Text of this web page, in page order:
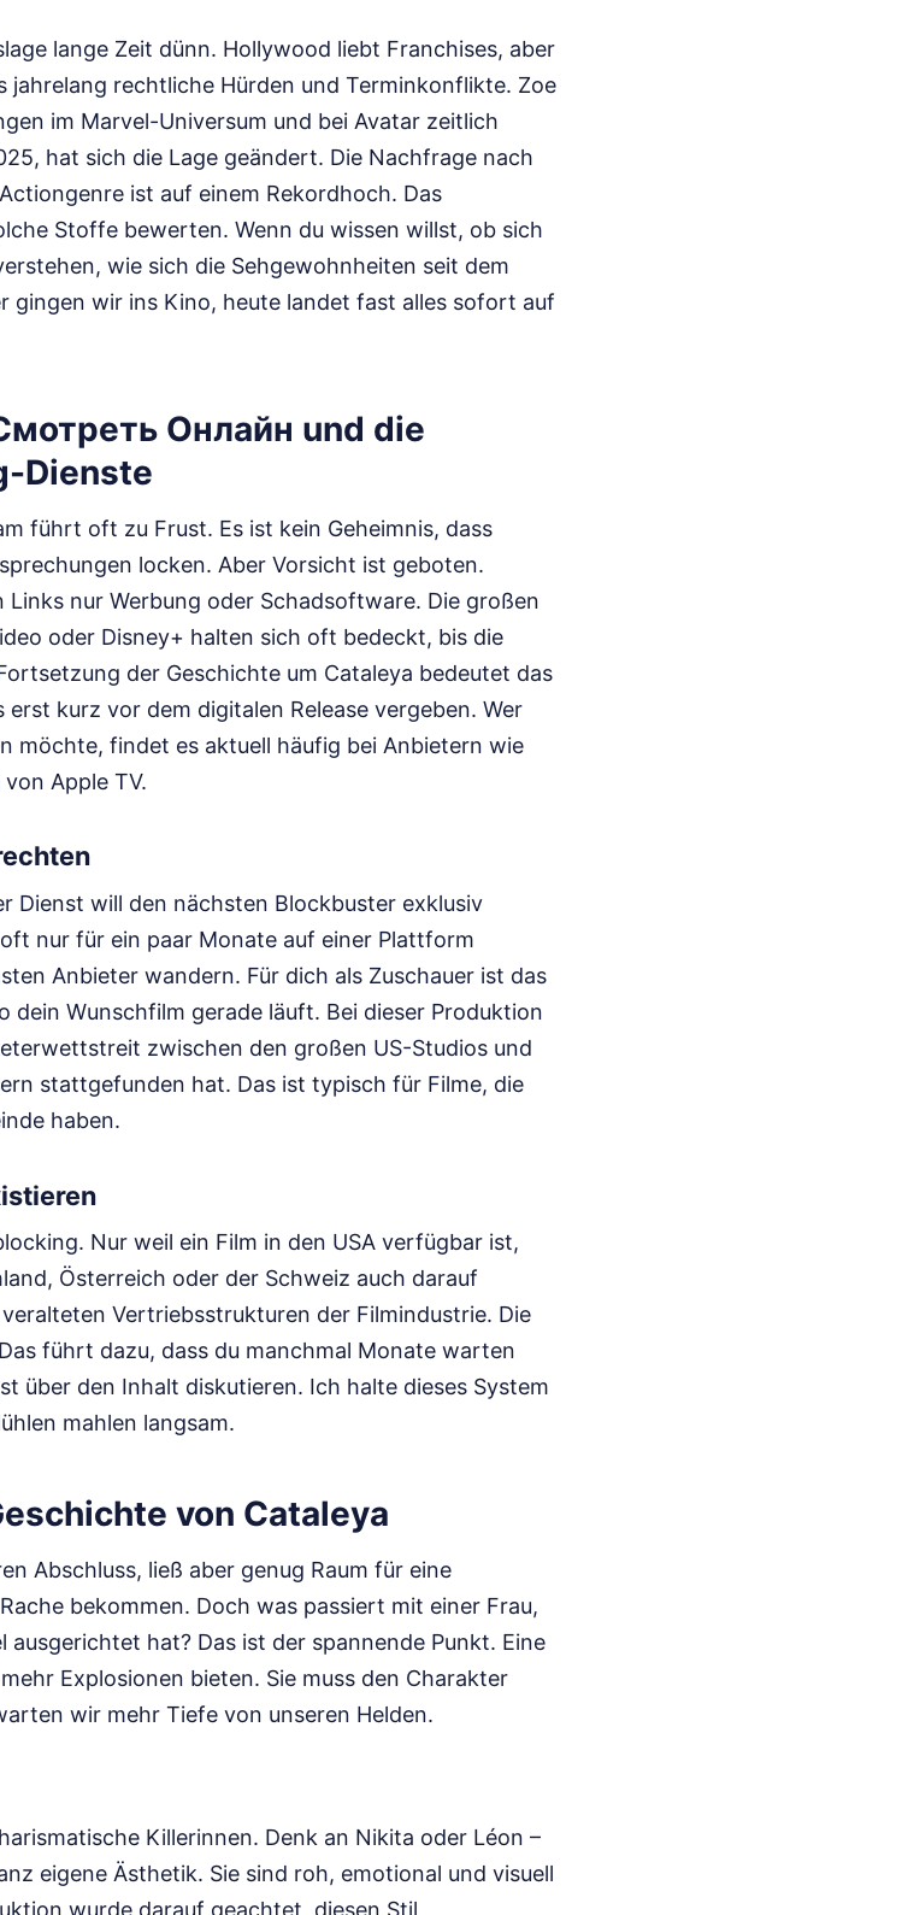
lange Zeit dünn. Hollywood liebt Franchises, aber
jahrelang rechtliche Hürden und Terminkonflikte. Zoe
im Marvel-Universum und bei Avatar zeitlich
hat sich die Lage geändert. Die Nachfrage nach
ist auf einem Rekordhoch. Das
Stoffe bewerten. Wenn du wissen willst, ob sich
wie sich die Sehgewohnheiten seit dem
gingen wir ins Kino, heute landet fast alles sofort auf
Онлайн und die
Dienste
führt oft zu Frust. Es ist kein Geheimnis, dass
locken. Aber Vorsicht ist geboten.
nur Werbung oder Schadsoftware. Die großen
oder Disney+ halten sich oft bedeckt, bis die
der Geschichte um Cataleya bedeutet das
kurz vor dem digitalen Release vergeben. Wer
möchte, findet es aktuell häufig bei Anbietern wie
Apple TV.
Dienst will den nächsten Blockbuster exklusiv
nur für ein paar Monate auf einer Plattform
Anbieter wandern. Für dich als Zuschauer ist das
dein Wunschfilm gerade läuft. Bei dieser Produktion
zwischen den großen US-Studios und
stattgefunden hat. Das ist typisch für Filme, die
haben.
Nur weil ein Film in den USA verfügbar ist,
Österreich oder der Schweiz auch darauf
Vertriebsstrukturen der Filmindustrie. Die
führt dazu, dass du manchmal Monate warten
über den Inhalt diskutieren. Ich halte dieses System
mahlen langsam.
von Cataleya
Abschluss, ließ aber genug Raum für eine
bekommen. Doch was passiert mit einer Frau,
ausgerichtet hat? Das ist der spannende Punkt. Eine
Explosionen bieten. Sie muss den Charakter
wir mehr Tiefe von unseren Helden.
Killerinnen. Denk an Nikita oder Léon –
eigene Ästhetik. Sie sind roh, emotional und visuell
wurde darauf geachtet, diesen Stil